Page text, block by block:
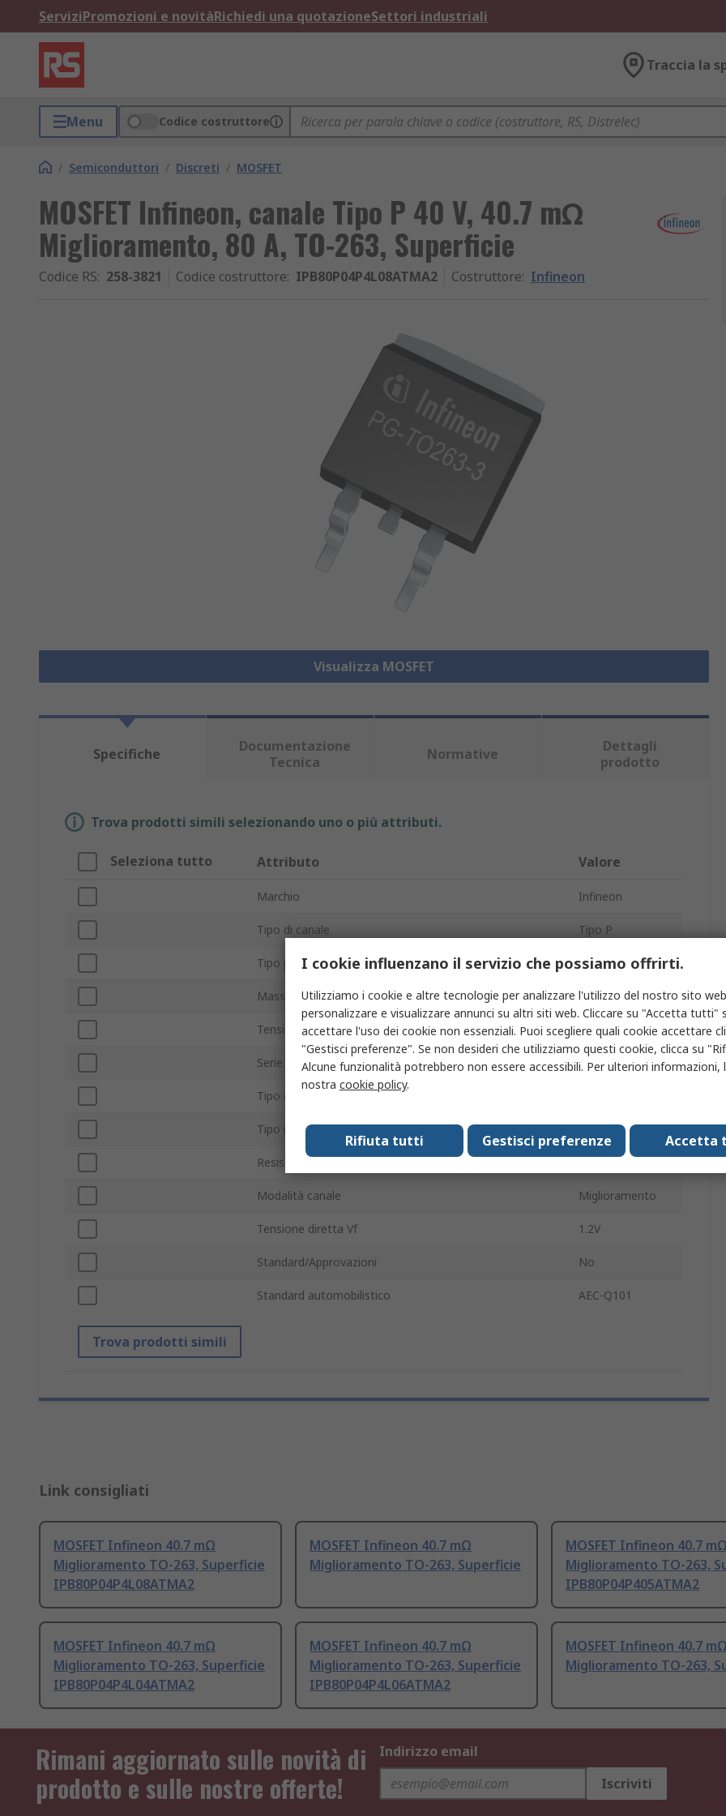
ServiziPromozioni e novitàRichiedi una quotazioneSettori industriali
Traccia la
Menu Codice costruttore
/ Semiconduttori / Discreti / MOSFET
MOSFET Infineon, canale Tipo P 40 V, 40.7 mΩ
Miglioramento, 80 A, TO-263, Superficie
Codice RS: 258-3821 Codice costruttore: IPB80P04P4L08ATMA2 Costruttore: Infineon
Visualizza MOSFET
Specifiche
Documentazione
Tecnica
Normative
Dettagli
prodotto
Trova prodotti simili selezionando uno o più attributi.
Seleziona tutto Attributo Valore
Marchio Infineon
Tipo di canale Tipo P
Tipo prodotto MOSFET
Massima corrente di scarico continua Id 80A
Tensione massima della sorgente di scarico Vds 40V
Serie iPB
Tipo di package
Tipo montaggio Superficie
Resistenza massima della sorgente di scarico Rds
Modalità canale Miglioramento
Tensione diretta Vf 1.2V
Standard/Approvazioni No
Standard automobilistico AEC-Q101
Trova prodotti simili
Link consigliati
MOSFET Infineon 40.7 mΩ
Miglioramento TO-263, Superficie
IPB80P04P4L08ATMA2
MOSFET Infineon 40.7 mΩ
Miglioramento TO-263, Superficie
MOSFET Infineon 40.7
Miglioramento TO-263,
IPB80P04P405ATMA2
MOSFET Infineon 40.7 mΩ
Miglioramento TO-263, Superficie
IPB80P04P4L04ATMA2
MOSFET Infineon 40.7 mΩ
Miglioramento TO-263, Superficie
IPB80P04P4L06ATMA2
MOSFET Infineon 40.7
Miglioramento TO-263,
Rimani aggiornato sulle novità di
prodotto e sulle nostre offerte!
Indirizzo email
Iscriviti
I cookie influenzano il servizio che possiamo offrirti.
Utilizziamo i cookie e altre tecnologie per analizzare l'utilizzo del nostro sito
personalizzare e visualizzare annunci su altri siti web. Cliccare su "Accetta tutti"
accettare l'uso dei cookie non essenziali. Puoi scegliere quali cookie accettare
"Gestisci preferenze". Se non desideri che utilizziamo questi cookie, clicca su
Alcune funzionalità potrebbero non essere accessibili. Per ulteriori informazioni,
nostra cookie policy.
Accetta
Gestisci preferenze
Rifiuta tutti